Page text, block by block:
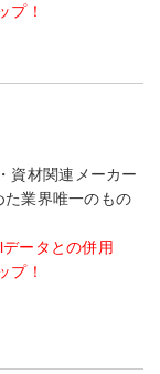
プ！
資材関連メーカー
業界唯一のもの
ータとの併用
プ！